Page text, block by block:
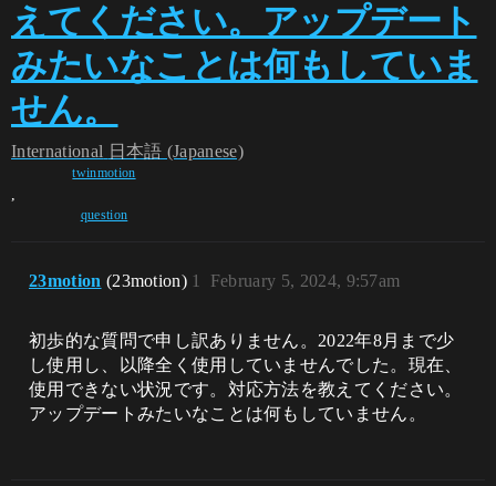
えてください。アップデート
みたいなことは何もしていま
せん。
International 日本語 (Japanese)
twinmotion
,
question
23motion (23motion) February 5, 2024, 9:57am
1
初歩的な質問で申し訳ありません。2022年8月まで少
し使用し、以降全く使用していませんでした。現在、
使用できない状況です。対応方法を教えてください。
アップデートみたいなことは何もしていません。